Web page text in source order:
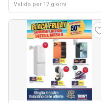
Valido per 17 giorni